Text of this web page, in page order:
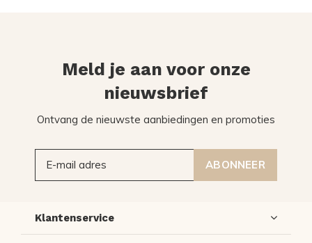
Meld je aan voor onze
nieuwsbrief
Ontvang de nieuwste aanbiedingen en promoties
ABONNEER
Klantenservice